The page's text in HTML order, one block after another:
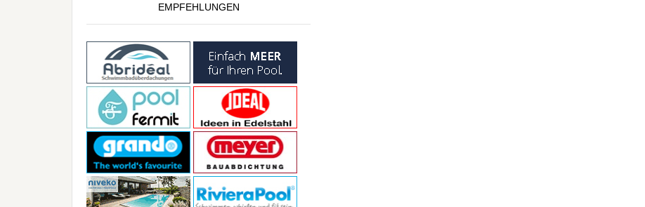
EMPFEHLUNGEN